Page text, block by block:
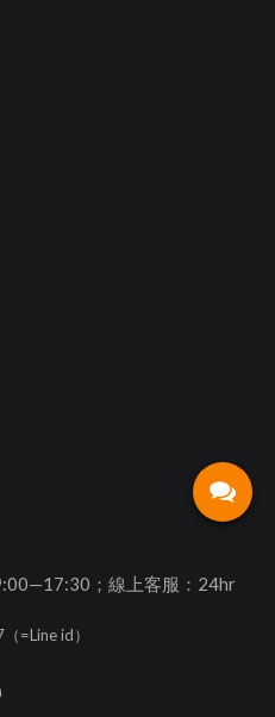
；線上客服：24hr
=Line id）